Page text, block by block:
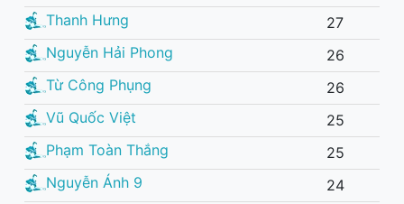
Thanh Hưng
27
Nguyễn Hải Phong
26
Từ Công Phụng
26
Vũ Quốc Việt
25
Phạm Toàn Thắng
25
Nguyễn Ánh 9
24